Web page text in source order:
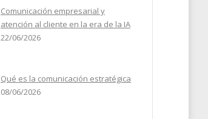
Comunicación empresarial y
atención al cliente en la era de la IA
22/06/2026
Qué es la comunicación estratégica
08/06/2026